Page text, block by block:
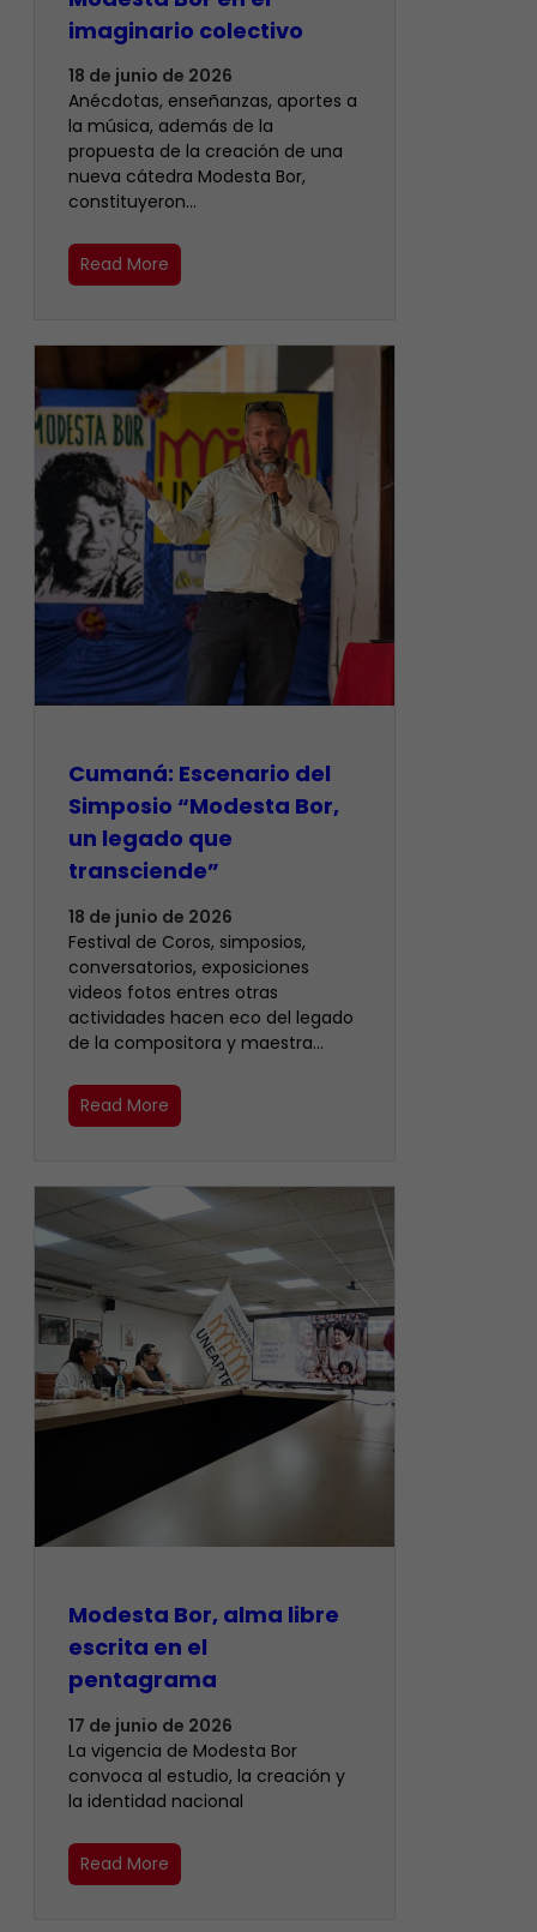
imaginario colectivo
18 de junio de 2026
Anécdotas, enseñanzas, aportes a
la música, además de la
propuesta de la creación de una
nueva cátedra Modesta Bor,
constituyeron…
Read More
Cumaná: Escenario del
Simposio “Modesta Bor,
un legado que
transciende”
18 de junio de 2026
Festival de Coros, simposios,
conversatorios, exposiciones
videos fotos entres otras
actividades hacen eco del legado
de la compositora y maestra…
Read More
Modesta Bor, alma libre
escrita en el
pentagrama
17 de junio de 2026
La vigencia de Modesta Bor
convoca al estudio, la creación y
la identidad nacional
Read More